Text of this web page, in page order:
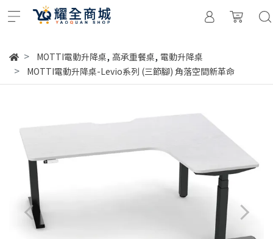
MOTTI電動升降桌, 高承重餐桌, 電動升降桌
MOTTI電動升降桌-Levio系列 (三節腳) 角落空間新革命